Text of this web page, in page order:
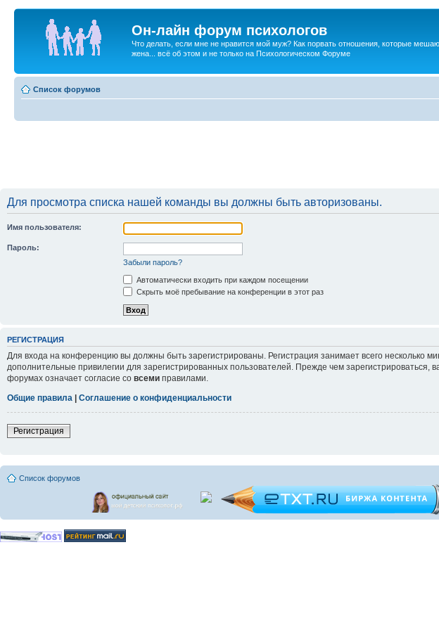
Он-лайн форум психологов
Что делать, если мне не нравится мой муж? Как порвать отношения, которые
жена... всё об этом и не только на Психологическом Форуме
Список форумов
Для просмотра списка нашей команды вы должны быть авторизованы.
Имя пользователя:
Пароль:
Забыли пароль?
Автоматически входить при каждом посещении
Скрыть моё пребывание на конференции в этот раз
РЕГИСТРАЦИЯ
Для входа на конференцию вы должны быть зарегистрированы. Регистрация занимает всего несколько
дополнительные привилегии для зарегистрированных пользователей. Прежде чем
форумах означает согласие со всеми правилами.
Общие правила
Соглашение о конфиденциальности
Регистрация
Список форумов